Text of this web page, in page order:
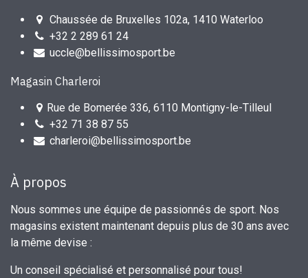
Chaussée de Bruxelles 102a, 1410 Waterloo
+32 2 289 61 24
uccle@bellissimosport.be
Magasin Charleroi
Rue de Bomerée 336, 6110 Montigny-le-Tilleul
+32 71 38 87 55
charleroi@bellissimosport.be
À propos
Nous sommes une équipe de passionnés de sport. Nos
magasins existent maintenant depuis plus de 30 ans avec
la même devise :
Un conseil spécialisé et personnalisé pour tous!